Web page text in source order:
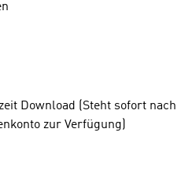
Download (Steht sofort nach
zur Verfügung)